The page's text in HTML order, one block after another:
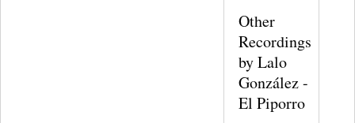
Other
Recordings
by Lalo
González -
El Piporro